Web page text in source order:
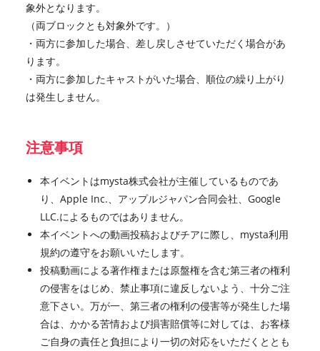
象外となります。
（両ブロックとも対象外です。）
・両方に参加した場合、差し戻しさせていただく場合があ
ります。
・両方に参加したキャストがいた場合、順位の繰り上がり
は発生しません。
注意事項
本イベントはmysta株式会社が主催しているものであ
り、Apple Inc.、アップルジャパン合同会社、Google
LLC.によるものではありません。
本イベントへの動画投稿およびチアに際し、mysta利用
規約の遵守をお願いいたします。
投稿動画による著作権または原盤権を含む第三者の権利
の侵害をはじめ、禁止事項に違反しないよう、十分ご注
意下さい。万が一、第三者の権利の侵害等が発生した場
合は、かかる苦情および損害賠償等に対しては、お客様
ご自身の責任と負担により一切の対応をいただくととも